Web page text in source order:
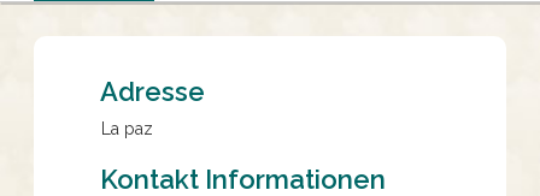
Adresse
La paz
Kontakt Informationen